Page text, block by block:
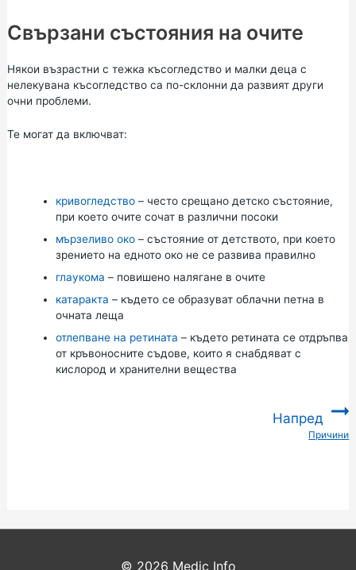
Свързани състояния на очите
Някои възрастни с тежка късогледство и малки деца с
нелекувана късогледство са по-склонни да развият други
очни проблеми.
Те могат да включват:
кривогледство– често срещано детско състояние,
при което очите сочат в различни посоки
мързеливо око– състояние от детството, при което
зрението на едното око не се развива правилно
глаукома – повишено налягане в очите
катаракта – където се образуват облачни петна в
очната леща
отлепване на ретината – където ретината се отдръпва
от кръвоносните съдове, които я снабдяват с
кислород и хранителни вещества
Напред
Причини
© 2026 Medic Info